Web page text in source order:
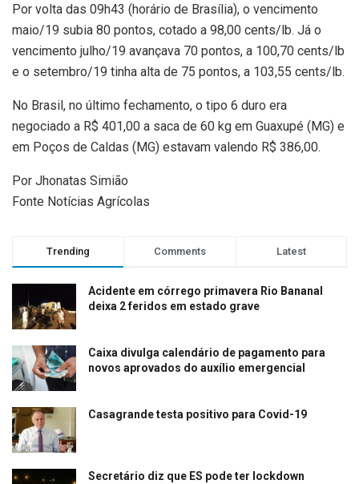
Por volta das 09h43 (horário de Brasília), o vencimento
maio/19 subia 80 pontos, cotado a 98,00 cents/lb. Já o
vencimento julho/19 avançava 70 pontos, a 100,70 cents/lb
e o setembro/19 tinha alta de 75 pontos, a 103,55 cents/lb.
No Brasil, no último fechamento, o tipo 6 duro era
negociado a R$ 401,00 a saca de 60 kg em Guaxupé (MG) e
em Poços de Caldas (MG) estavam valendo R$ 386,00.
Por Jhonatas Simião
Fonte Notícias Agrícolas
Trending Comments Latest
Acidente em córrego primavera Rio Bananal
deixa 2 feridos em estado grave
Caixa divulga calendário de pagamento para
novos aprovados do auxílio emergencial
Casagrande testa positivo para Covid-19
Secretário diz que ES pode ter lockdown